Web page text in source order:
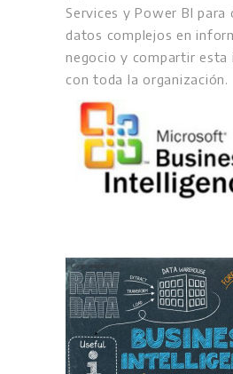
Services y Power BI
datos complejos en
negocio y compartir esta
con toda la organización.